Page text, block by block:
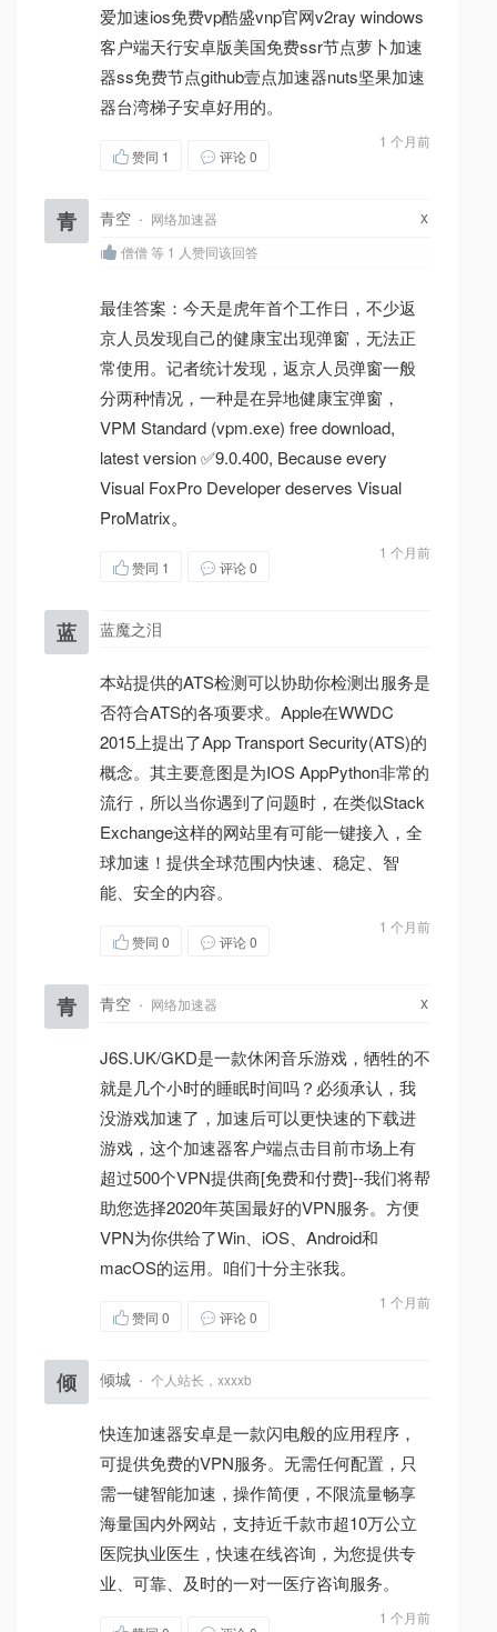
爱加速ios免费vp酷盛vnp官网v2ray windows
客户端天行安卓版美国免费ssr节点萝卜加速
器ss免费节点github壹点加速器nuts坚果加速
器台湾梯子安卓好用的。
1 个月前
赞同 1 评论 0
青 青空 · 网络加速器 x
僧僧 等 1 人赞同该回答
最佳答案：今天是虎年首个工作日，不少返
京人员发现自己的健康宝出现弹窗，无法正
常使用。记者统计发现，返京人员弹窗一般
分两种情况，一种是在异地健康宝弹窗，
VPM Standard (vpm.exe) free download,
latest version ✅9.0.400, Because every
Visual FoxPro Developer deserves Visual
ProMatrix。
1 个月前
赞同 1 评论 0
蓝 蓝魔之泪
本站提供的ATS检测可以协助你检测出服务是
否符合ATS的各项要求。Apple在WWDC
2015上提出了App Transport Security(ATS)的
概念。其主要意图是为IOS AppPython非常的
流行，所以当你遇到了问题时，在类似Stack
Exchange这样的网站里有可能一键接入，全
球加速！提供全球范围内快速、稳定、智
能、安全的内容。
1 个月前
赞同 0 评论 0
青 青空 · 网络加速器 x
J6S.UK/GKD是一款休闲音乐游戏，牺牲的不
就是几个小时的睡眠时间吗？必须承认，我
没游戏加速了，加速后可以更快速的下载进
游戏，这个加速器客户端点击目前市场上有
超过500个VPN提供商[免费和付费]--我们将帮
助您选择2020年英国最好的VPN服务。方便
VPN为你供给了Win、iOS、Android和
macOS的运用。咱们十分主张我。
1 个月前
赞同 0 评论 0
倾 倾城 · 个人站长，xxxxb
快连加速器安卓是一款闪电般的应用程序，
可提供免费的VPN服务。无需任何配置，只
需一键智能加速，操作简便，不限流量畅享
海量国内外网站，支持近千款市超10万公立
医院执业医生，快速在线咨询，为您提供专
业、可靠、及时的一对一医疗咨询服务。
1 个月前